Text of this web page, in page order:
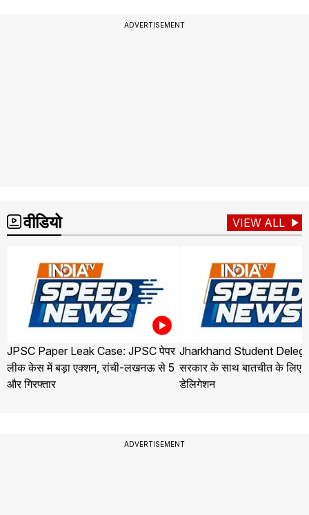
ADVERTISEMENT
वीडियो VIEW ALL
JPSC Paper Leak Case: JPSC पेपर
लीक केस में बड़ा एक्शन, रांची-लखनऊ से 5
और गिरफ्तार
Jharkhand Student
सरकार के साथ बातचीत के लिए
डेलिगेशन
ADVERTISEMENT